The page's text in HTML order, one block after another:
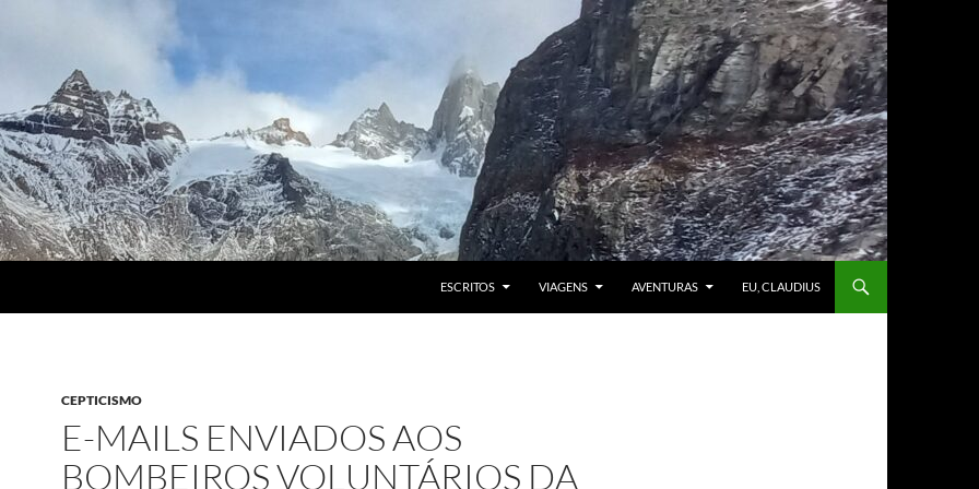
ESCRITOS VIAGENS AVENTURAS EU, CLAUDIUS
CEPTICISMO
E-MAILS ENVIADOS AOS
BOMBEIROS VOLUNTÁRIOS DA